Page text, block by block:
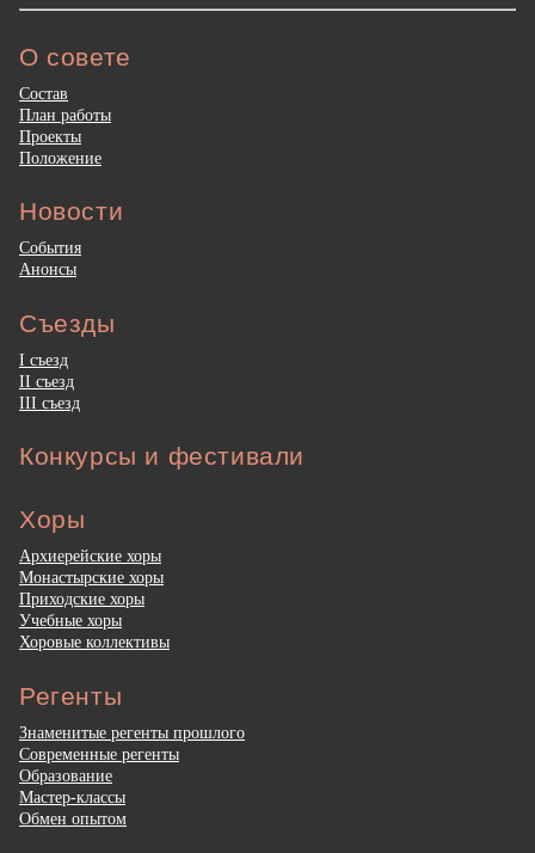
О совете
Состав
План работы
Проекты
Положение
Новости
События
Анонсы
Съезды
I съезд
II съезд
III съезд
Конкурсы и фестивали
Хоры
Архиерейские хоры
Монастырские хоры
Приходские хоры
Учебные хоры
Хоровые коллективы
Регенты
Знаменитые регенты прошлого
Современные регенты
Образование
Мастер-классы
Обмен опытом